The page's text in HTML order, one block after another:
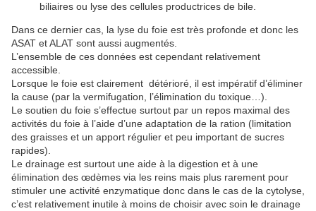
biliaires ou lyse des cellules productrices de bile.
Dans ce dernier cas, la lyse du foie est très profonde et donc les
ASAT et ALAT sont aussi augmentés.
L’ensemble de ces données est cependant relativement
accessible.
Lorsque le foie est clairement détérioré, il est impératif d’éliminer
la cause (par la vermifugation, l’élimination du toxique…).
Le soutien du foie s’effectue surtout par un repos maximal des
activités du foie à l’aide d’une adaptation de la ration (limitation
des graisses et un apport régulier et peu important de sucres
rapides).
Le drainage est surtout une aide à la digestion et à une
élimination des œdèmes via les reins mais plus rarement pour
stimuler une activité enzymatique donc dans le cas de la cytolyse,
c’est relativement inutile à moins de choisir avec soin le drainage